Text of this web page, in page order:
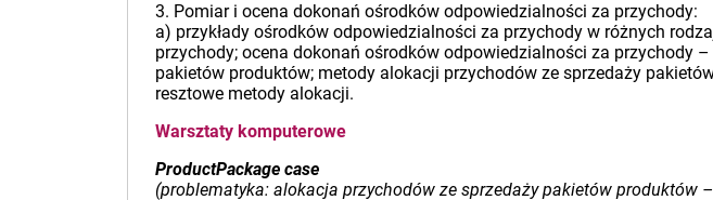
3. Pomiar i ocena dokonań ośrodków odpowiedzialności za przychody:
a) przykłady ośrodków odpowiedzialności za przychody w różnych
przychody; ocena dokonań ośrodków odpowiedzialności za przychody
pakietów produktów; metody alokacji przychodów ze sprzedaży
resztowe metody alokacji.
Warsztaty komputerowe
ProductPackage case
(problematyka: alokacja przychodów ze sprzedaży pakietów